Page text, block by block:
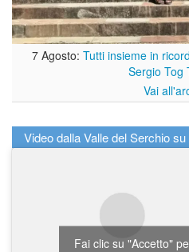
7 Agosto: Tutti insieme in
Sergio Tog
Vai
Video dalla Valle del Serchio
Fai clic su "Accetto"